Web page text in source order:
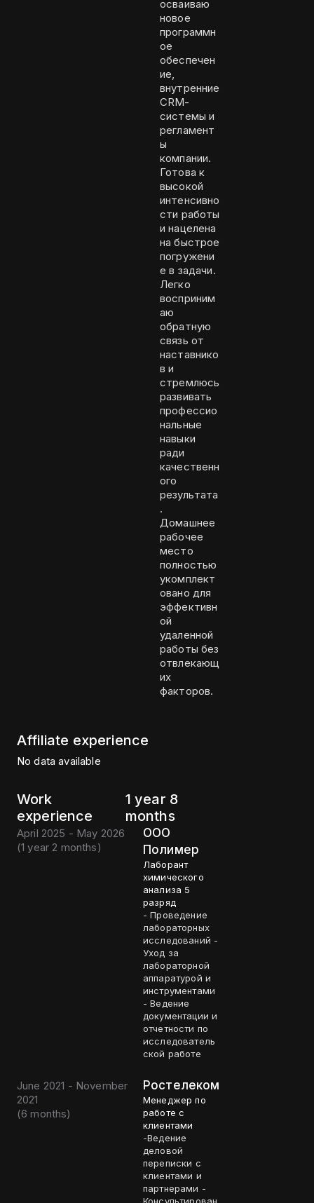
осваиваю
новое
программн
ое
обеспечен
ие,
внутренние
CRM-
системы и
регламент
ы
компании.
Готова к
высокой
интенсивно
сти работы
и нацелена
на быстрое
погружени
е в задачи.
Легко
восприним
аю
обратную
связь от
наставнико
в и
стремлюсь
развивать
профессио
нальные
навыки
ради
качественн
ого
результата
.
Домашнее
рабочее
место
полностью
укомплект
овано для
эффективн
ой
удаленной
работы без
отвлекающ
их
факторов.
Affiliate experience
No data available
Work
experience
1 year 8
months
April 2025 - May 2026
(1 year 2 months)
ООО
Полимер
Лаборант
химического
анализа 5
разряд
- Проведение
лабораторных
исследований -
Уход за
лабораторной
аппаратурой и
инструментами
- Ведение
документации и
отчетности по
исследователь
ской работе
June 2021 - November
2021
(6 months)
Ростелеком
Менеджер по
работе с
клиентами
-Ведение
деловой
переписки с
клиентами и
партнерами -